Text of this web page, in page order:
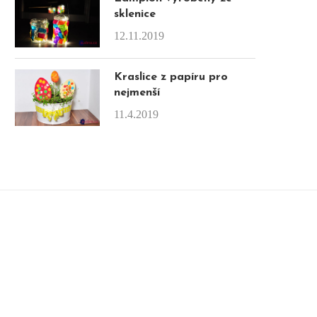
sklenice
12.11.2019
Kraslice z papíru pro
nejmenší
11.4.2019